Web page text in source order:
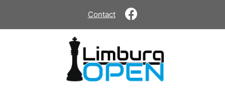
de
Contact